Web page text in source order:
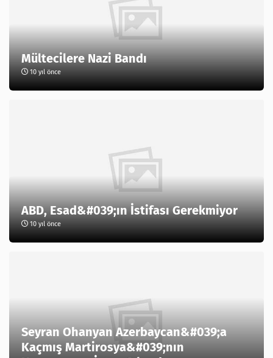
Mültecilere Nazi Bandı
10 yıl önce
ABD, Esad&#039;ın İstifası Gerekmiyor
10 yıl önce
Seyran Ohanyan Azerbaycan&#039;a
Kaçmış Martirosya&#039;nın